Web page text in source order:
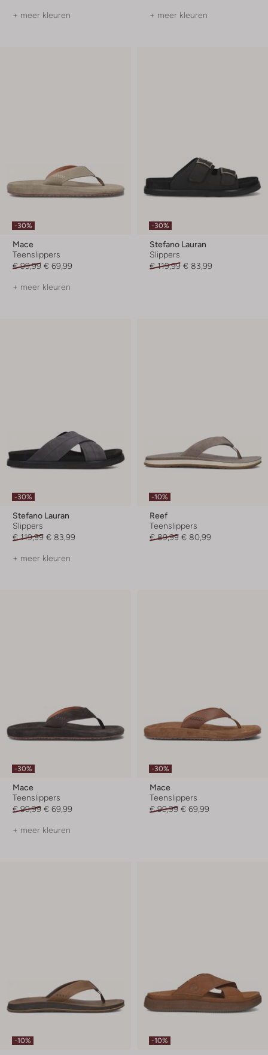
+ meer kleuren + meer kleuren
-30%
Mace
Teenslippers
€ 99,99 € 69,99
+ meer kleuren
-30%
Stefano Lauran
Slippers
€ 119,99 € 83,99
-30%
Stefano Lauran
Slippers
€ 119,99 € 83,99
+ meer kleuren
-10%
Reef
Teenslippers
€ 89,99 € 80,99
-30%
Mace
Teenslippers
€ 99,99 € 69,99
+ meer kleuren
-30%
Mace
Teenslippers
€ 99,99 € 69,99
-10% -10%